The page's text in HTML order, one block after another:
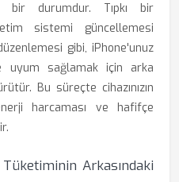
bir durumdur. Tıpkı bir
sistemi güncellemesi
gibi, iPhone'unuz
uyum sağlamak için arka
Bu süreçte cihazınızın
harcaması ve hafifçe
Arkasındaki